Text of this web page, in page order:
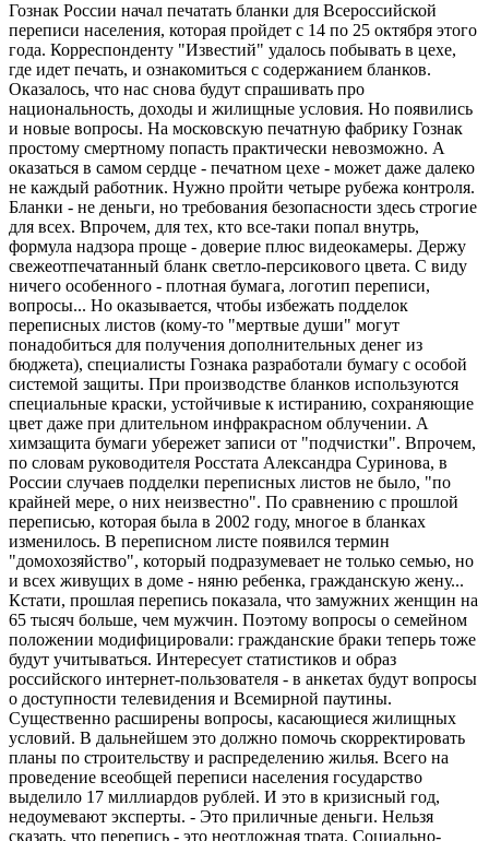
Гознак России начал печатать бланки для Всероссийской
переписи населения, которая пройдет с 14 по 25 октября этого
года. Корреспонденту "Известий" удалось побывать в цехе,
где идет печать, и ознакомиться с содержанием бланков.
Оказалось, что нас снова будут спрашивать про
национальность, доходы и жилищные условия. Но появились
и новые вопросы. На московскую печатную фабрику Гознак
простому смертному попасть практически невозможно. А
оказаться в самом сердце - печатном цехе - может даже далеко
не каждый работник. Нужно пройти четыре рубежа контроля.
Бланки - не деньги, но требования безопасности здесь строгие
для всех. Впрочем, для тех, кто все-таки попал внутрь,
формула надзора проще - доверие плюс видеокамеры. Держу
свежеотпечатанный бланк светло-персикового цвета. С виду
ничего особенного - плотная бумага, логотип переписи,
вопросы... Но оказывается, чтобы избежать подделок
переписных листов (кому-то "мертвые души" могут
понадобиться для получения дополнительных денег из
бюджета), специалисты Гознака разработали бумагу с особой
системой защиты. При производстве бланков используются
специальные краски, устойчивые к истиранию, сохраняющие
цвет даже при длительном инфракрасном облучении. А
химзащита бумаги убережет записи от "подчистки". Впрочем,
по словам руководителя Росстата Александра Суринова, в
России случаев подделки переписных листов не было, "по
крайней мере, о них неизвестно". По сравнению с прошлой
переписью, которая была в 2002 году, многое в бланках
изменилось. В переписном листе появился термин
"домохозяйство", который подразумевает не только семью, но
и всех живущих в доме - няню ребенка, гражданскую жену...
Кстати, прошлая перепись показала, что замужних женщин на
65 тысяч больше, чем мужчин. Поэтому вопросы о семейном
положении модифицировали: гражданские браки теперь тоже
будут учитываться. Интересует статистиков и образ
российского интернет-пользователя - в анкетах будут вопросы
о доступности телевидения и Всемирной паутины.
Существенно расширены вопросы, касающиеся жилищных
условий. В дальнейшем это должно помочь скорректировать
планы по строительству и распределению жилья. Всего на
проведение всеобщей переписи населения государство
выделило 17 миллиардов рублей. И это в кризисный год,
недоумевают эксперты. - Это приличные деньги. Нельзя
сказать, что перепись - это неотложная трата. Социально-